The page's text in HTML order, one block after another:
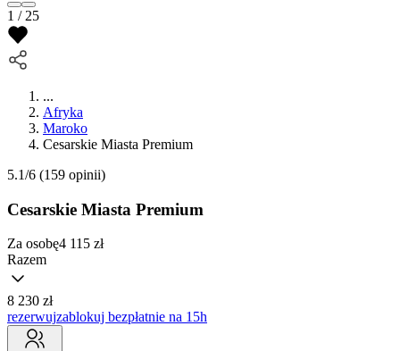
1 / 25
...
Afryka
Maroko
Cesarskie Miasta Premium
5.1/6 (159 opinii)
Cesarskie Miasta Premium
Za osobę4 115 zł
Razem
8 230 zł
rezerwujzablokuj bezpłatnie na 15h